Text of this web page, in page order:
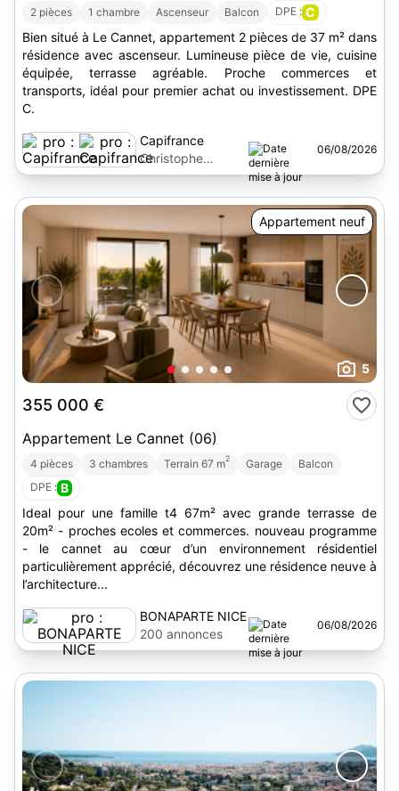
2 pièces 1 chambre Ascenseur Balcon DPE : C
Bien situé à Le Cannet, appartement 2 pièces de 37 m² dans
résidence avec ascenseur. Lumineuse pièce de vie, cuisine
équipée, terrasse agréable. Proche commerces et
transports, idéal pour premier achat ou investissement. DPE
C.
Capifrance
Christophe
Espinasse
06/08/2026
Appartement neuf
5
355 000 €
Appartement Le Cannet (06)
4 pièces 3 chambres Terrain 67 m2 Garage
Balcon
DPE : B
Ideal pour une famille t4 67m² avec grande terrasse de
20m² - proches ecoles et commerces. nouveau programme
- le cannet au cœur d’un environnement résidentiel
particulièrement apprécié, découvrez une résidence neuve à
l’architecture...
BONAPARTE NICE
200 annonces
06/08/2026